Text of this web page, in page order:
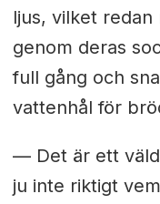
ljus, vilket
genom deras
full gång och
vattenhål för
— Det är ett
ju inte riktigt